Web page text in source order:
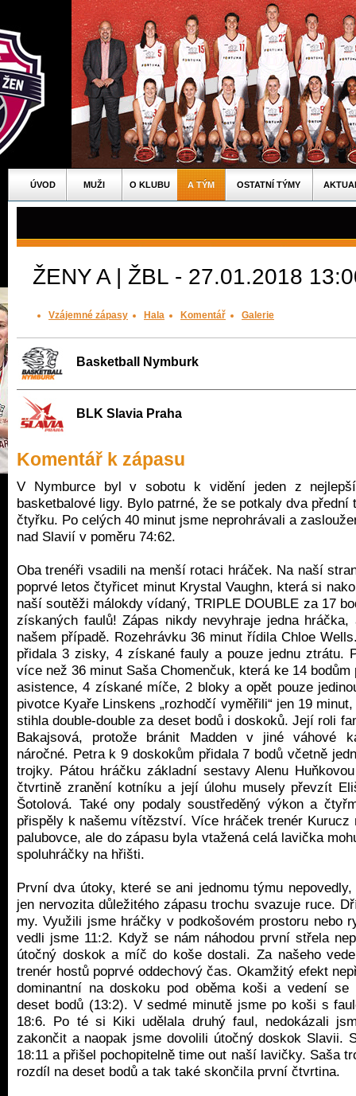
ÚVOD MUŽI O KLUBU A TÝM OSTATNÍ TÝMY
ŽENY A | ŽBL - 27.01.2018
Vzájemné zápasy Hala Komentář Galerie
Basketball Nymburk
BLK Slavia Praha
Komentář k zápasu
V Nymburce byl v sobotu k vidění jeden z
basketbalové ligy. Bylo patrné, že se potkaly dva
čtyřku. Po celých 40 minut jsme neprohrávali a
nad Slavií v poměru 74:62.
Oba trenéři vsadili na menší rotaci hráček. Na naší
poprvé letos čtyřicet minut Krystal Vaughn, která si
naší soutěži málokdy vídaný, TRIPLE DOUBLE za 17
získaných faulů! Zápas nikdy nevyhraje jedna
našem případě. Rozehrávku 36 minut řídila Chloe
přidala 3 zisky, 4 získané fauly a pouze jednu ztrátu.
více než 36 minut Saša Chomenčuk, která ke 14 bodům
asistence, 4 získané míče, 2 bloky a opět pouze
pivotce Kyaře Linskens „rozhodčí vyměřili“ jen 19
stihla double-double za deset bodů i doskoků. Její roli
Bakajsová, protože bránit Madden v jiné váhové
náročné. Petra k 9 doskokům přidala 7 bodů včetně
trojky. Pátou hráčku základní sestavy Alenu
čtvrtině zranění kotníku a její úlohu musely převzít
Šotolová. Také ony podaly soustředěný výkon a
přispěly k našemu vítězství. Více hráček trenér Kurucz
palubovce, ale do zápasu byla vtažená celá lavička
spoluhráčky na hřišti.
První dva útoky, které se ani jednomu týmu
jen nervozita důležitého zápasu trochu svazuje ruce.
my. Využili jsme hráčky v podkošovém prostoru nebo
vedli jsme 11:2. Když se nám náhodou první střela
útočný doskok a míč do koše dostali. Za našeho
trenér hostů poprvé oddechový čas. Okamžitý efekt
dominantní na doskoku pod oběma koši a vedení se
deset bodů (13:2). V sedmé minutě jsme po koši s
18:6. Po té si Kiki udělala druhý faul, nedokázali
zakončit a naopak jsme dovolili útočný doskok Slavii.
18:11 a přišel pochopitelně time out naší lavičky. Saša
rozdíl na deset bodů a tak také skončila první čtvrtina.